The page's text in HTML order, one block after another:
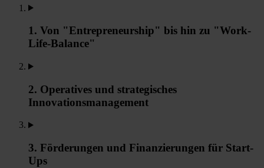
1. Von "Entrepreneurship" bis hin zu "Work-
Life-Balance"
2. Operatives und strategisches
Innovationsmanagement
3. Förderungen und Finanzierungen für Start-
Ups